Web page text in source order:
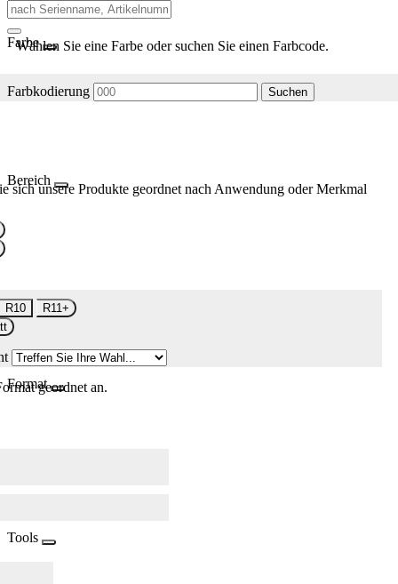
Farbe
Wählen Sie eine Farbe oder suchen Sie einen Farbcode.
Farbkodierung Suchen
Bereich
sich unsere Produkte geordnet nach Anwendung oder Merkmal
R10
R11+
Formatgeordnet an.
Tools